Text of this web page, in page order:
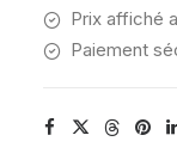
Prix affiché
Paiement